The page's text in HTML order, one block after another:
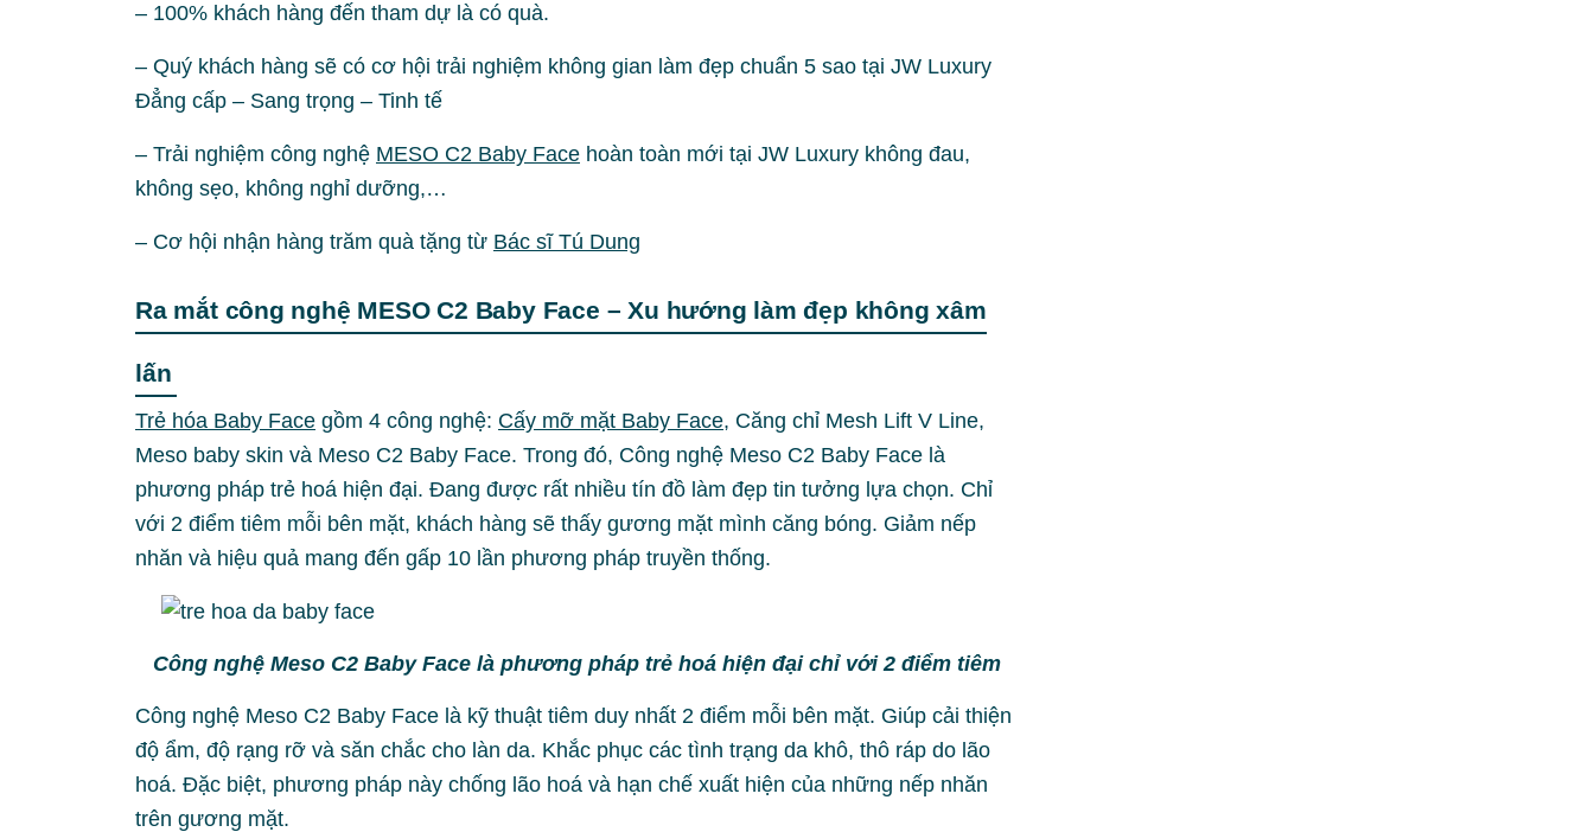
– 100% khách hàng đến tham dự là có quà.
– Quý khách hàng sẽ có cơ hội trải nghiệm không gian làm đẹp chuẩn 5 sao tại JW Luxury
Đẳng cấp – Sang trọng – Tinh tế
– Trải nghiệm công nghệ MESO C2 Baby Face hoàn toàn mới tại JW Luxury không đau,
không sẹo, không nghỉ dưỡng,…
– Cơ hội nhận hàng trăm quà tặng từ Bác sĩ Tú Dung
Ra mắt công nghệ MESO C2 Baby Face – Xu hướng làm đẹp không xâm
lấn
Trẻ hóa Baby Face gồm 4 công nghệ: Cấy mỡ mặt Baby Face, Căng chỉ Mesh Lift V Line,
Meso baby skin và Meso C2 Baby Face. Trong đó, Công nghệ Meso C2 Baby Face là
phương pháp trẻ hoá hiện đại. Đang được rất nhiều tín đồ làm đẹp tin tưởng lựa chọn. Chỉ
với 2 điểm tiêm mỗi bên mặt, khách hàng sẽ thấy gương mặt mình căng bóng. Giảm nếp
nhăn và hiệu quả mang đến gấp 10 lần phương pháp truyền thống.
Công nghệ Meso C2 Baby Face là phương pháp trẻ hoá hiện đại chỉ với 2 điểm tiêm
Công nghệ Meso C2 Baby Face là kỹ thuật tiêm duy nhất 2 điểm mỗi bên mặt. Giúp cải thiện
độ ẩm, độ rạng rỡ và săn chắc cho làn da. Khắc phục các tình trạng da khô, thô ráp do lão
hoá. Đặc biệt, phương pháp này chống lão hoá và hạn chế xuất hiện của những nếp nhăn
trên gương mặt.